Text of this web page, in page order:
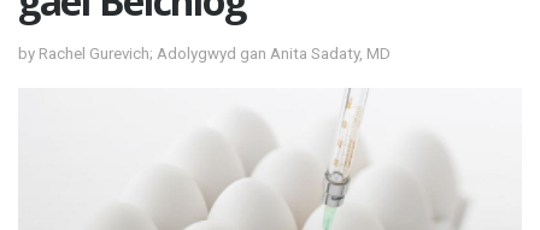
by Rachel Gurevich; Adolygwyd gan Anita Sadaty, MD